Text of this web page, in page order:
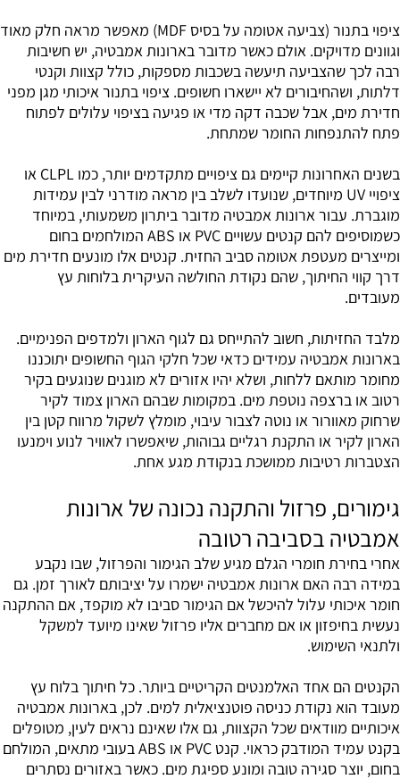
ציפוי בתנור (צביעה אטומה על בסיס MDF) מאפשר מראה חלק מאוד
וגוונים מדויקים. אולם כאשר מדובר בארונות אמבטיה, יש חשיבות
רבה לכך שהצביעה תיעשה בשכבות מספקות, כולל קצוות וקנטי
דלתות, ושהחיבורים לא יישארו חשופים. ציפוי בתנור איכותי מגן מפני
חדירת מים, אבל שכבה דקה מדי או פגיעה בציפוי עלולים לפתוח
פתח להתנפחות החומר שמתחת.
בשנים האחרונות קיימים גם ציפויים מתקדמים יותר, כמו CLPL או
ציפויי UV מיוחדים, שנועדו לשלב בין מראה מודרני לבין עמידות
מוגברת. עבור ארונות אמבטיה מדובר ביתרון משמעותי, במיוחד
כשמוסיפים להם קנטים עשויים PVC או ABS המולחמים בחום
ומייצרים מעטפת אטומה סביב החזית. קנטים אלו מונעים חדירת מים
דרך קווי החיתוך, שהם נקודת החולשה העיקרית בלוחות עץ
מעובדים.
מלבד החזיתות, חשוב להתייחס גם לגוף הארון ולמדפים הפנימיים.
בארונות אמבטיה עמידים כדאי שכל חלקי הגוף החשופים יתוכננו
מחומר מותאם ללחות, ושלא יהיו אזורים לא מוגנים שנוגעים בקיר
רטוב או ברצפה נוטפת מים. במקומות שבהם הארון צמוד לקיר
שרחוק מאוורור או נוטה לצבור עיבוי, מומלץ לשקול מרווח קטן בין
הארון לקיר או התקנת רגליים גבוהות, שיאפשרו לאוויר לנוע וימנעו
הצטברות רטיבות ממושכת בנקודת מגע אחת.
גימורים, פרזול והתקנה נכונה של ארונות
אמבטיה בסביבה רטובה
אחרי בחירת חומרי הגלם מגיע שלב הגימור והפרזול, שבו נקבע
במידה רבה האם ארונות אמבטיה ישמרו על יציבותם לאורך זמן. גם
חומר איכותי עלול להיכשל אם הגימור סביבו לא מוקפד, אם ההתקנה
נעשית בחיפזון או אם מחברים אליו פרזול שאינו מיועד למשקל
ולתנאי השימוש.
הקנטים הם אחד האלמנטים הקריטיים ביותר. כל חיתוך בלוח עץ
מעובד הוא נקודת כניסה פוטנציאלית למים. לכן, בארונות אמבטיה
איכותיים מוודאים שכל הקצוות, גם אלו שאינם נראים לעין, מטופלים
בקנט עמיד המודבק כראוי. קנט PVC או ABS בעובי מתאים, המולחם
בחום, יוצר סגירה טובה ומונע ספיגת מים. כאשר באזורים נסתרים